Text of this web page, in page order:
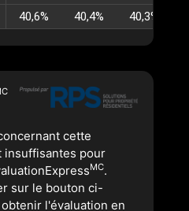
40,6% 40,4% 40,3%
cette
insuffisantes pour
MC.
sur le bouton ci-
l'évaluation en